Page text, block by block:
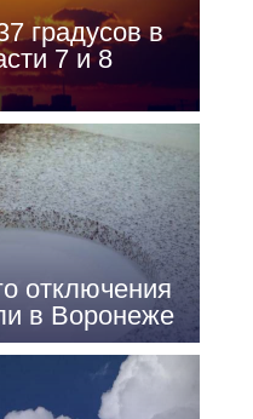
градусов в
7 и 8
отключения
в Воронеже